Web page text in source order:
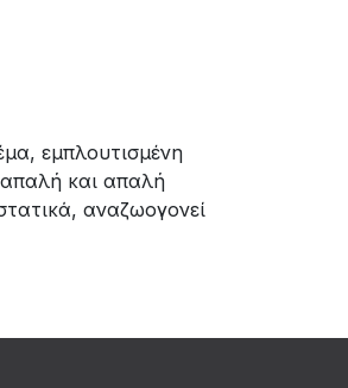
εμπλουτισμένη
απαλή και απαλή
αναζωογονεί